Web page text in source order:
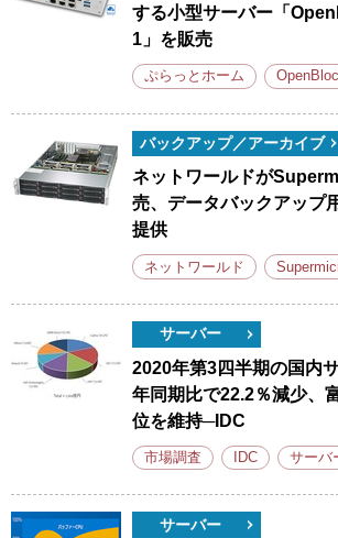
する小型サーバー「
1」を販売
ぷらっとホーム
バックアップ／アーカイブ
ネットワールドが
売、データバックアップ
提供
ネットワールド
サーバー
2020年第3四半期の国内
年同期比で22.2％減少、
位を維持─IDC
市場調査 IDC サーバ
サーバー